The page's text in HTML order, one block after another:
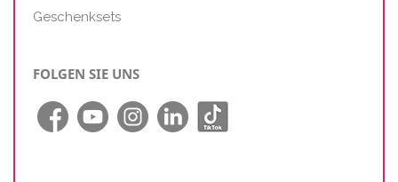
Geschenksets
FOLGEN SIE UNS